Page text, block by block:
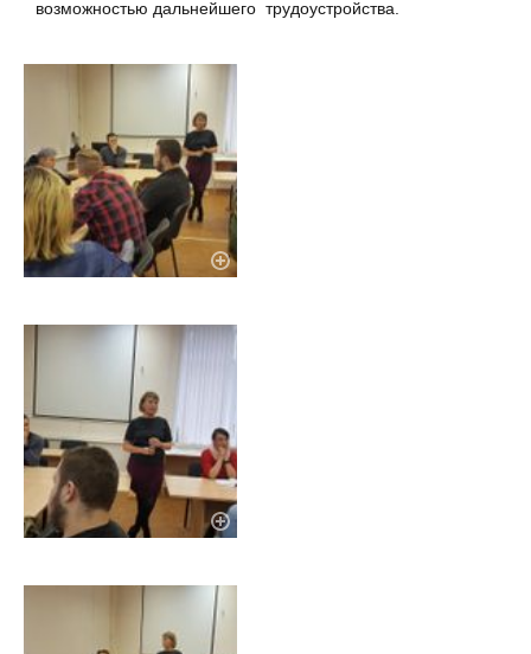
возможностью дальнейшего трудоустройства.